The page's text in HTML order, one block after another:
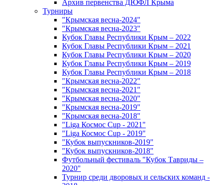
Архив первенства ДЮФЛ Крыма
Турниры
"Крымская весна-2024"
"Крымская весна-2023"
Кубок Главы Республики Крым – 2022
Кубок Главы Республики Крым – 2021
Кубок Главы Республики Крым – 2020
Кубок Главы Республики Крым – 2019
Кубок Главы Республики Крым – 2018
"Крымская весна-2022"
"Крымская весна-2021"
"Крымская весна-2020"
"Крымская весна-2019"
"Крымская весна-2018"
"Liga Космос Cup - 2021"
"Liga Космос Cup - 2019"
"Кубок выпускников-2019"
"Кубок выпускников-2018"
Футбольный фестиваль "Кубок Тавриды –
2020"
Турнир среди дворовых и сельских команд -